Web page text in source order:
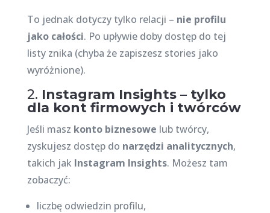
To jednak dotyczy tylko relacji – nie profilu
jako całości. Po upływie doby dostęp do tej
listy znika (chyba że zapiszesz stories jako
wyróżnione).
2. Instagram Insights – tylko
dla kont firmowych i twórców
Jeśli masz konto biznesowe lub twórcy,
zyskujesz dostęp do narzędzi analitycznych,
takich jak Instagram Insights. Możesz tam
zobaczyć:
liczbę odwiedzin profilu,